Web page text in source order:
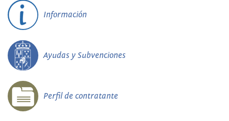
Información
Ayudas y Subvenciones
Perfil de contratante